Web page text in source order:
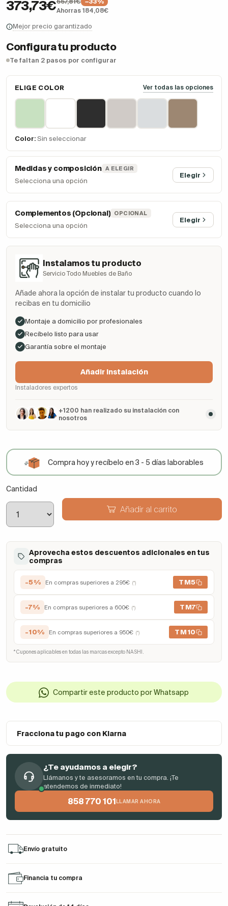
373,73€Ahorras 184,08€
Mejor precio garantizado
Configura tu producto
Te faltan 2 pasos por configurar
ELIGE COLOR Ver todas las opciones
Color: Sin seleccionar
Medidas y composición A ELEGIR
Selecciona una opción
Elegir
Complementos (Opcional) OPCIONAL
Selecciona una opción
Elegir
Instalamos tu producto
Servicio Todo Muebles de Baño
Añade ahora la opción de instalar tu producto cuando lo
recibas en tu domicilio
Montaje a domicilio por profesionales
Recíbelo listo para usar
Garantía sobre el montaje
Añadir Instalación
Instaladores expertos
+1200 han realizado su instalación con
nosotros
Compra hoy y recíbelo en 3 - 5 días laborables
Cantidad
Añadir al carrito
Aprovecha estos descuentos adicionales en tus
compras
-5% En compras superiores a 295€ (*) TM5
-7% En compras superiores a 600€ (*) TM7
-10% En compras superiores a 950€ (*) TM10
* Cupones aplicables en todas las marcas excepto NASHI.
Compartir este producto por Whatsapp
Fracciona tu pago con Klarna
¿Te ayudamos a elegir?
Llámanos y te asesoramos en tu compra. ¡Te
atendemos de inmediato!
858 770 101 LLAMAR AHORA
Envío gratuito
Financia tu compra